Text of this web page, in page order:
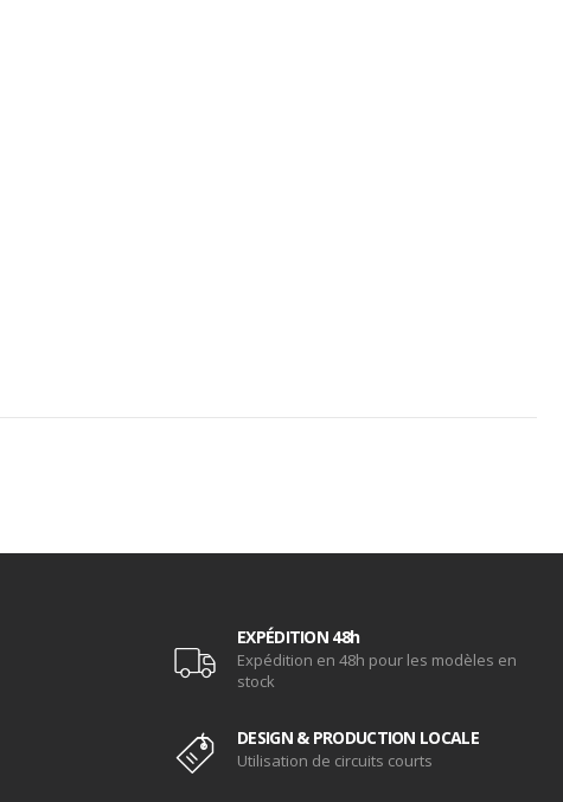
EXPÉDITION 48h
Expédition en 48h pour les modèles en
stock
DESIGN & PRODUCTION LOCALE
Utilisation de circuits courts